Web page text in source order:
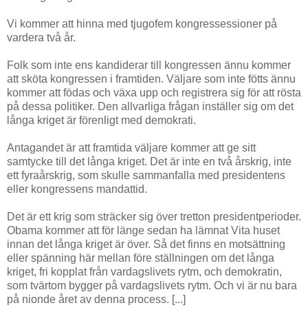
Vi kommer att hinna med tjugofem kongressessioner på
vardera två år.
Folk som inte ens kandiderar till kongressen ännu kommer
att sköta kongressen i framtiden. Väljare som inte fötts ännu
kommer att födas och växa upp och registrera sig för att rösta
på dessa politiker. Den allvarliga frågan inställer sig om det
långa kriget är förenligt med demokrati.
Antagandet är att framtida väljare kommer att ge sitt
samtycke till det långa kriget. Det är inte en två årskrig, inte
ett fyraårskrig, som skulle sammanfalla med presidentens
eller kongressens mandattid.
Det är ett krig som sträcker sig över tretton presidentperioder.
Obama kommer att för länge sedan ha lämnat Vita huset
innan det långa kriget är över. Så det finns en motsättning
eller spänning här mellan före ställningen om det långa
kriget, fri kopplat från vardagslivets rytm, och demokratin,
som tvärtom bygger på vardagslivets rytm. Och vi är nu bara
på nionde året av denna process. [...]